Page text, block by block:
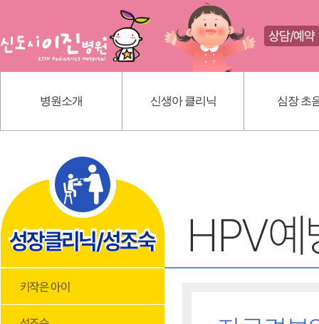
병원소개 신생아 클리닉 심장 초
인사말
의료진 소개
진료 안내
내부 시설
신생아 황달
딤플초음파